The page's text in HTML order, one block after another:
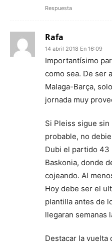
Respuesta
Rafa
14 abril 2018 En 16:09
Importantísimo
como sea. De ser
Malaga-Barça,
jornada muy
Si Pleiss sigue sin
probable, no
Dubi el partido 43
Baskonia, donde
cojeando. Al
Hoy debe ser el
plantilla antes de
llegaran semanas
Destacar la vuelta